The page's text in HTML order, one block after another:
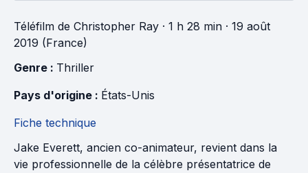
Téléfilm de Christopher Ray · 1 h 28 min · 19 août
2019 (France)
Genre : Thriller
Pays d'origine : États-Unis
Fiche technique
Jake Everett, ancien co-animateur, revient dans la
vie professionnelle de la célèbre présentatrice de